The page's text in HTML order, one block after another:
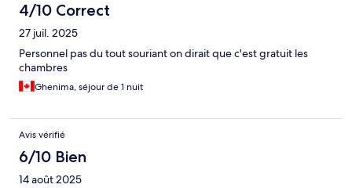
4/10 Correct
27 juil. 2025
Personnel pas du tout souriant on dirait que c'est gratuit les
chambres
Ghenima, séjour de 1 nuit
Avis vérifié
6/10 Bien
14 août 2025